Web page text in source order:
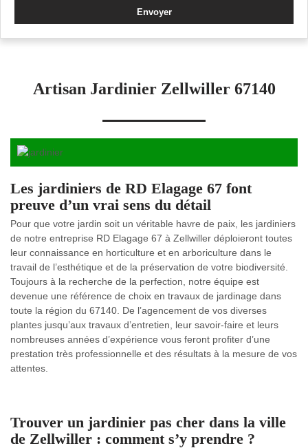
Artisan Jardinier Zellwiller 67140
Les jardiniers de RD Elagage 67 font
preuve d’un vrai sens du détail
Pour que votre jardin soit un véritable havre de paix, les jardiniers
de notre entreprise RD Elagage 67 à Zellwiller déploieront toutes
leur connaissance en horticulture et en arboriculture dans le
travail de l’esthétique et de la préservation de votre biodiversité.
Toujours à la recherche de la perfection, notre équipe est
devenue une référence de choix en travaux de jardinage dans
toute la région du 67140. De l’agencement de vos diverses
plantes jusqu’aux travaux d’entretien, leur savoir-faire et leurs
nombreuses années d’expérience vous feront profiter d’une
prestation très professionnelle et des résultats à la mesure de vos
attentes.
Trouver un jardinier pas cher dans la ville
de Zellwiller : comment s’y prendre ?